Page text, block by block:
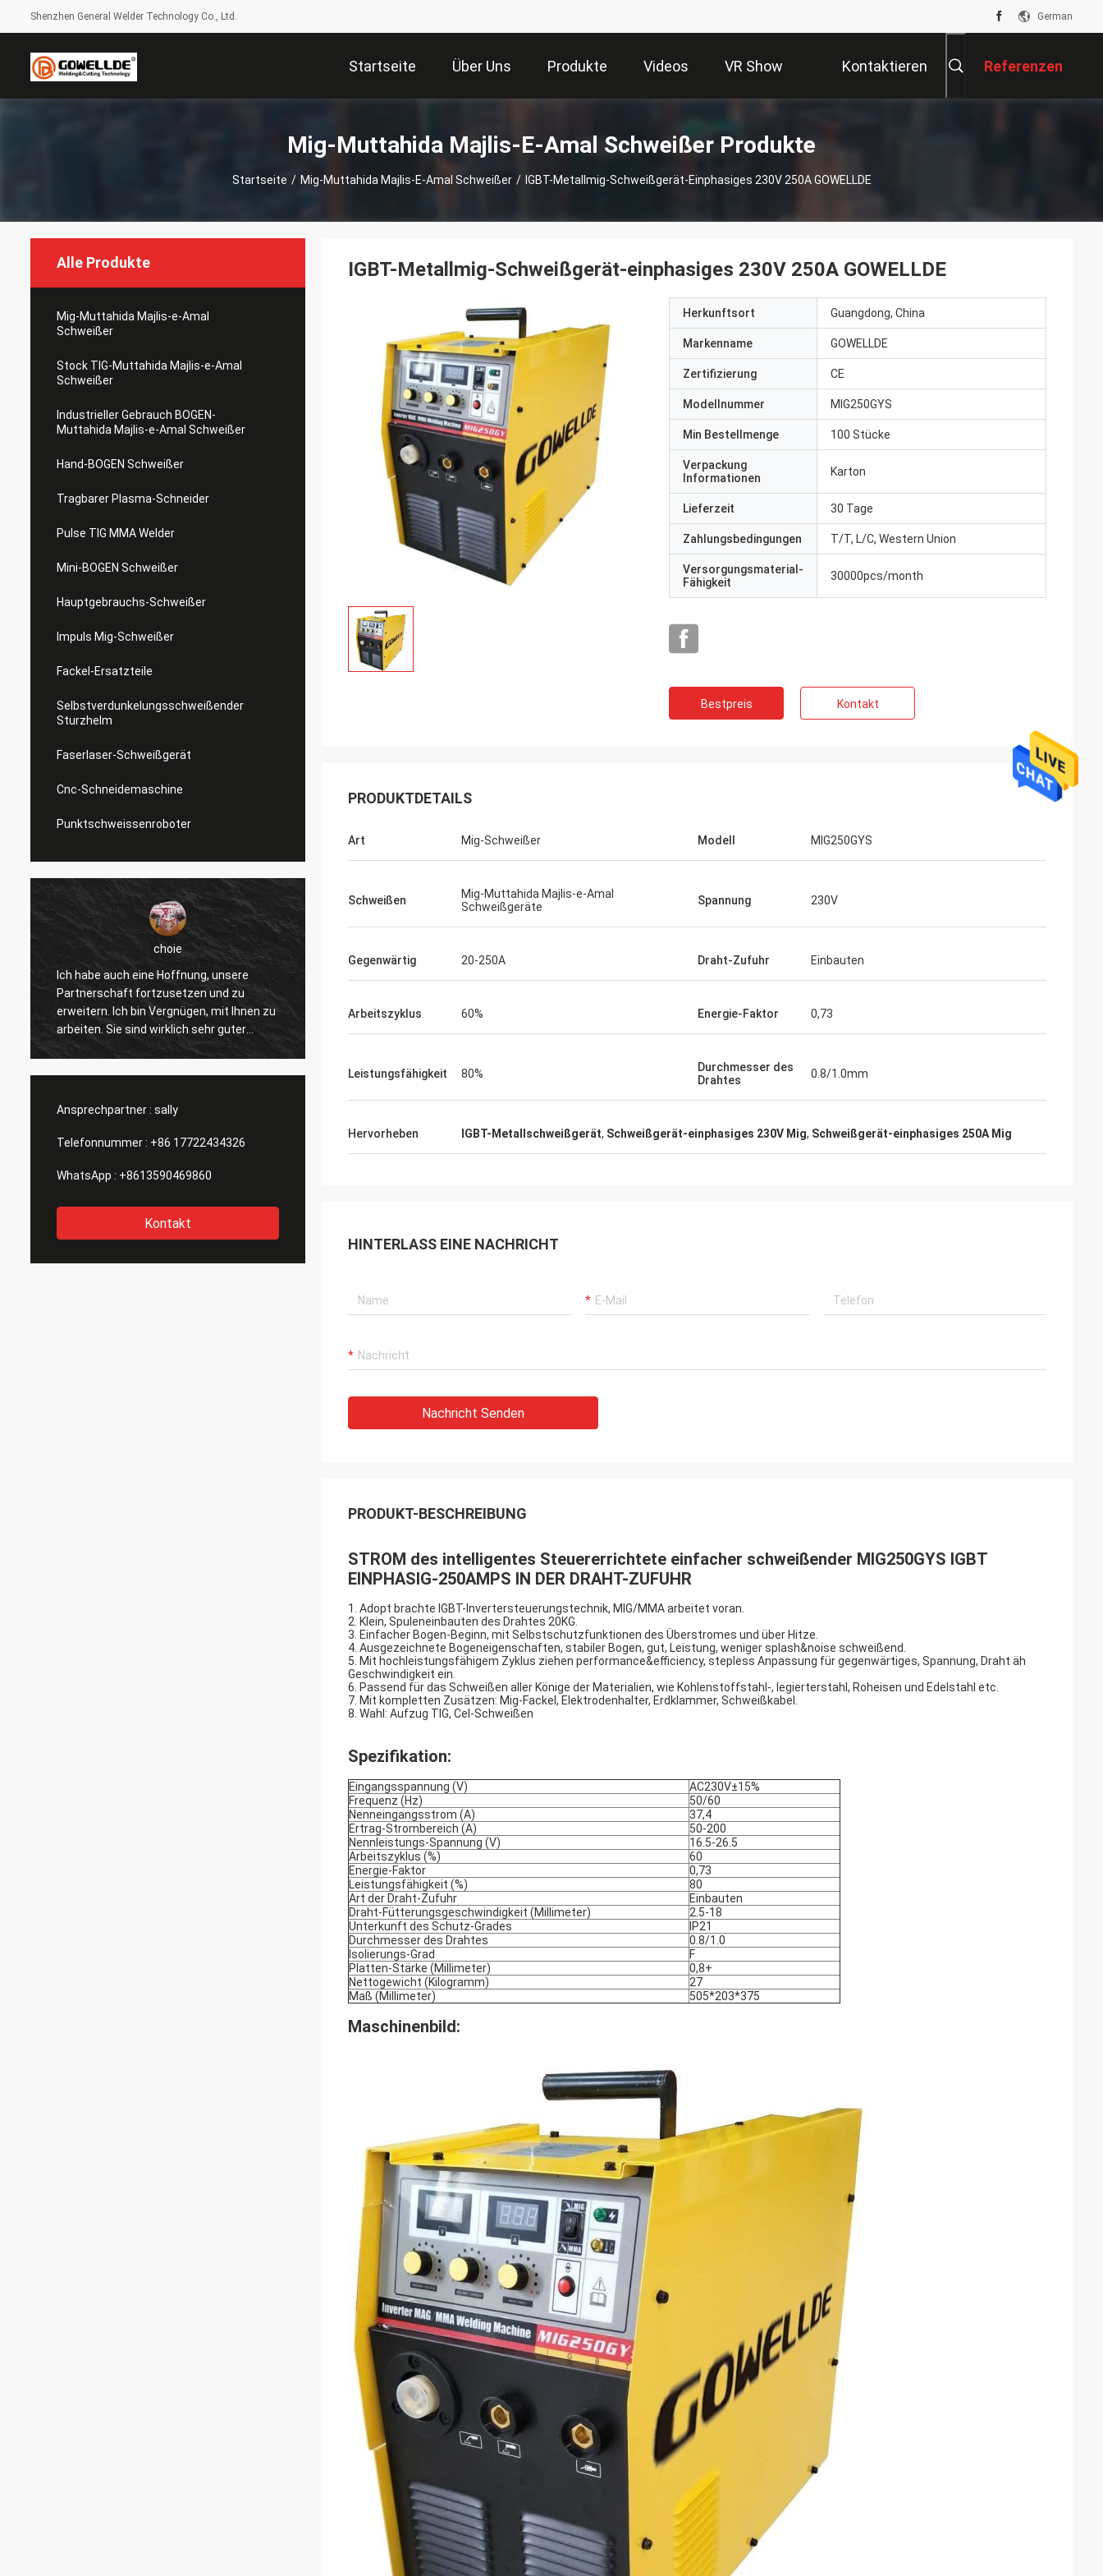
Shenzhen General Welder Technology Co., Ltd. German
Startseite Über Uns Produkte Videos VR Show Kontaktieren Referenzen
Mig-Muttahida Majlis-E-Amal Schweißer Produkte
Startseite / Mig-Muttahida Majlis-E-Amal Schweißer / IGBT-Metallmig-Schweißgerät-Einphasiges 230V 250A GOWELLDE
Alle Produkte
Mig-Muttahida Majlis-e-Amal
Schweißer
Stock TIG-Muttahida Majlis-e-Amal
Schweißer
Industrieller Gebrauch BOGEN-
Muttahida Majlis-e-Amal Schweißer
Hand-BOGEN Schweißer
Tragbarer Plasma-Schneider
Pulse TIG MMA Welder
Mini-BOGEN Schweißer
Hauptgebrauchs-Schweißer
Impuls Mig-Schweißer
Fackel-Ersatzteile
Selbstverdunkelungsschweißender
Sturzhelm
Faserlaser-Schweißgerät
Cnc-Schneidemaschine
Punktschweissenroboter
Ich habe auch eine Hoffnung, unsere
Partnerschaft fortzusetzen und zu
erweitern. Ich bin Vergnügen, mit Ihnen zu
arbeiten. Sie sind wirklich sehr guter
Fachmann und stützen uns ständig. Die
Ich werde zur Zusammenarbeit mit Ihnen
verbessern überprüfen für mich und
Produkt zu unterzeichnen.
Ansprechpartner : sally
Telefonnummer : +86 17722434326
WhatsApp : +8613590469860
Kontakt
IGBT-Metallmig-Schweißgerät-einphasiges 230V 250A GOWELLDE
Herkunftsort Guangdong, China
Markenname GOWELLDE
Zertifizierung CE
Modellnummer MIG250GYS
Min Bestellmenge 100 Stücke
Verpackung
Informationen
Karton
Lieferzeit 30 Tage
Zahlungsbedingungen T/T, L/C, Western Union
Versorgungsmaterial-
Fähigkeit
30000pcs/month
Bestpreis Kontakt
PRODUKTDETAILS
Art Mig-Schweißer Modell MIG250GYS
Schweißen
Mig-Muttahida Majlis-e-Amal
Schweißgeräte
Spannung 230V
Gegenwärtig 20-250A Draht-Zufuhr Einbauten
Arbeitszyklus 60% Energie-Faktor 0,73
Leistungsfähigkeit 80%
Durchmesser des
Drahtes
0.8/1.0mm
Hervorheben IGBT-Metallschweißgerät, Schweißgerät-einphasiges 230V Mig, Schweißgerät-einphasiges 250A Mig
HINTERLASS EINE NACHRICHT
Nachricht Senden
PRODUKT-BESCHREIBUNG
STROM des intelligentes Steuererrichtete einfacher schweißender MIG250GYS IGBT
EINPHASIG-250AMPS IN DER DRAHT-ZUFUHR
1. Adopt brachte IGBT-Invertersteuerungstechnik, MIG/MMA arbeitet voran.
2. Klein, Spuleneinbauten des Drahtes 20KG.
3. Einfacher Bogen-Beginn, mit Selbstschutzfunktionen des Überstromes und über Hitze.
4. Ausgezeichnete Bogeneigenschaften, stabiler Bogen, gut, Leistung, weniger splash&noise schweißend.
5. Mit hochleistungsfähigem Zyklus ziehen performance&efficiency, stepless Anpassung für gegenwärtiges, Spannung, Draht äh
Geschwindigkeit ein.
6. Passend für das Schweißen aller Könige der Materialien, wie Kohlenstoffstahl-, legierterstahl, Roheisen und Edelstahl etc.
7. Mit kompletten Zusätzen: Mig-Fackel, Elektrodenhalter, Erdklammer, Schweißkabel.
8. Wahl: Aufzug TIG, Cel-Schweißen
Spezifikation:
Eingangsspannung (V)
AC230V±15%
Frequenz (Hz)
50/60
Nenneingangsstrom (A)
37,4
Ertrag-Strombereich (A)
50-200
Nennleistungs-Spannung (V)
16.5-26.5
Arbeitszyklus (%)
60
Energie-Faktor
0,73
Leistungsfähigkeit (%)
80
Art der Draht-Zufuhr
Einbauten
Draht-Fütterungsgeschwindigkeit (Millimeter)
2.5-18
Unterkunft des Schutz-Grades
IP21
Durchmesser des Drahtes
0.8/1.0
Isolierungs-Grad
F
Platten-Stärke (Millimeter)
0,8+
Nettogewicht (Kilogramm)
27
Maß (Millimeter)
505*203*375
Maschinenbild: